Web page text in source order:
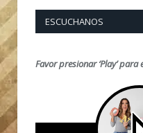
ESCUCHANOS
Favor presionar ‘Play’ para